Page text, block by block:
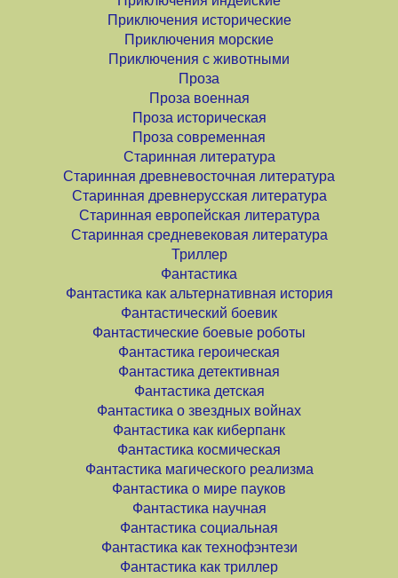
Приключения исторические
Приключения морские
Приключения с животными
Проза
Проза военная
Проза историческая
Проза современная
Старинная литература
Старинная древневосточная литература
Старинная древнерусская литература
Старинная европейская литература
Старинная средневековая литература
Триллер
Фантастика
Фантастика как альтернативная история
Фантастический боевик
Фантастические боевые роботы
Фантастика героическая
Фантастика детективная
Фантастика детская
Фантастика о звездных войнах
Фантастика как киберпанк
Фантастика космическая
Фантастика магического реализма
Фантастика о мире пауков
Фантастика научная
Фантастика социальная
Фантастика как технофэнтези
Фантастика как триллер